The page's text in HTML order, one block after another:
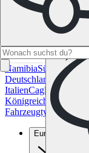
NamibiaSüdafrika
Deutschland
Berlin
ItalienCagliari Florenz
Königreich Edinburgh
Fahrzeugtypen
Europa